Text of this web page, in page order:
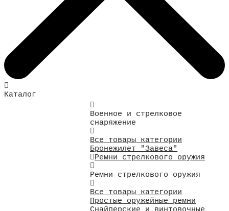
Каталог
Военное и стрелковое
снаряжение
Все товары категории
Бронежилет "Завеса"
Ремни стрелкового оружия
Ремни стрелкового оружия
Все товары категории
Простые оружейные ремни